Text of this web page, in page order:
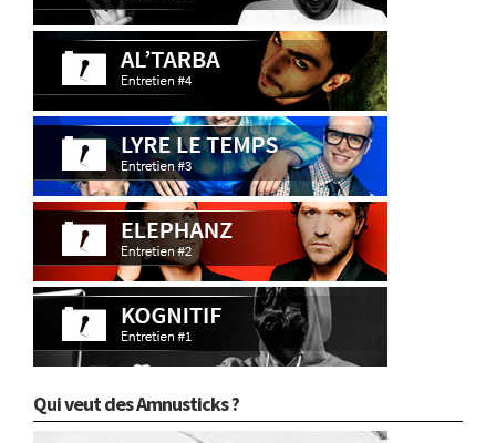
Qui veut des Amnusticks ?